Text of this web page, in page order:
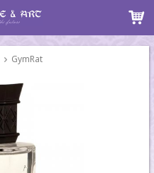
GymRat